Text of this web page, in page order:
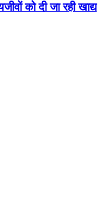
को दी जा रही खाद्य